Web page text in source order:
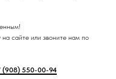
сайте или звоните нам по
(908) 550-00-94